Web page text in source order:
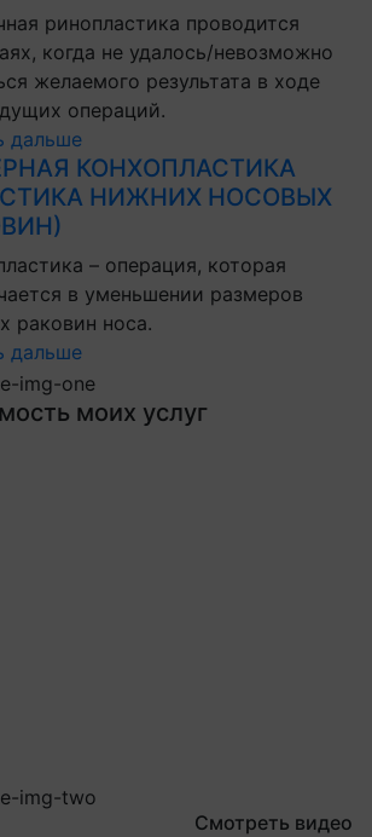
ринопластика проводится
когда не удалось/невозможно
желаемого результата в ходе
операций.
дальше
КОНХОПЛАСТИКА
НИЖНИХ НОСОВЫХ
– операция, которая
в уменьшении размеров
раковин носа.
дальше
моих услуг
Смотреть видео